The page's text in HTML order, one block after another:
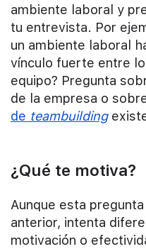
ambiente laboral y
tu entrevista. Por
un ambiente laboral
vínculo fuerte entre
equipo? Pregunta
de la empresa o
de teambuilding
¿Qué te motiva?
Aunque esta
anterior, intenta
motivación o